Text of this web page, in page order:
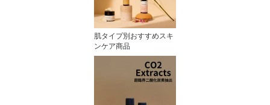
肌タイプ別おすすめスキ
ンケア商品